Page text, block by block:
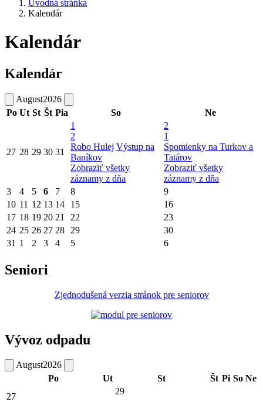
Úvodná stránka
Kalendár
Kalendár
Kalendár
August2026
Po Ut St Št Pia So Ne
27 28 29 30 31
1
2
Robo Hulej Výstup na
Baníkov
Zobraziť všetky
záznamy z dňa
2
1
Spomienky na Turkov a
Tatárov
Zobraziť všetky
záznamy z dňa
3
4 5 6 7 8
9
10 11 12 13 14 15
16
17 18 19 20 21 22
23
24 25 26 27 28 29
30
31 1 2 3 4 5 6
Seniori
Zjednodušená verzia stránok pre seniorov
Vývoz odpadu
August2026
Po
Ut St Št Pi So Ne
27
29